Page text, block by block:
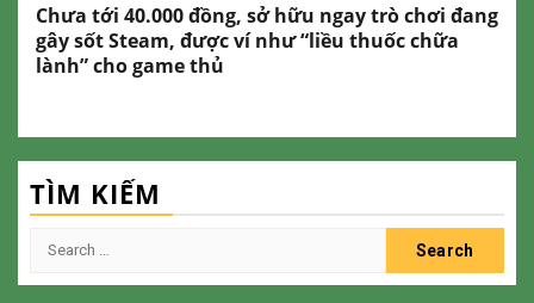
Chưa tới 40.000 đồng, sở hữu ngay trò chơi đang
gây sốt Steam, được ví như “liều thuốc chữa
lành” cho game thủ
TÌM KIẾM
Search